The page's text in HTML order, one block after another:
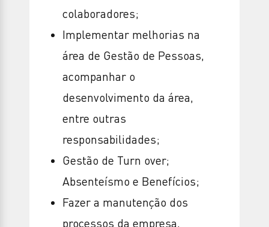
colaboradores;
Implementar melhorias na
área de Gestão de Pessoas,
acompanhar o
desenvolvimento da área,
entre outras
responsabilidades;
Gestão de Turn over;
Absenteísmo e Benefícios;
Fazer a manutenção dos
processos da empresa,